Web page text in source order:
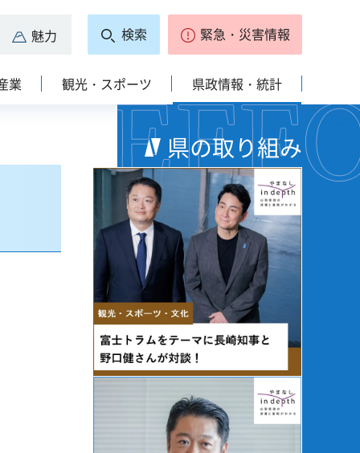
魅力 検索 緊急・災害情報
業 観光・スポーツ 県政情報・統計
県の取り組み